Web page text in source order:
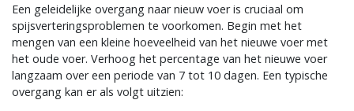
Een geleidelijke overgang naar nieuw voer is cruciaal om
spijsverteringsproblemen te voorkomen. Begin met het
mengen van een kleine hoeveelheid van het nieuwe voer met
het oude voer. Verhoog het percentage van het nieuwe voer
langzaam over een periode van 7 tot 10 dagen. Een typische
overgang kan er als volgt uitzien: